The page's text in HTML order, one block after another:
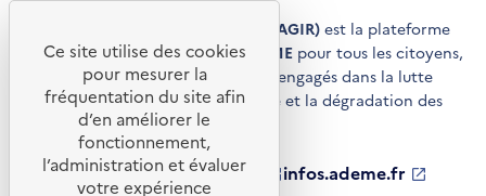
Agir pour la transition écologique (AGIR) est la plateforme
de conseils et de services de l'ADEME pour tous les citoyens,
acteurs économiques et territoires engagés dans la lutte
contre le réchauffement climatique et la dégradation des
ressources.
ademe.fr
S'ouvre librairie.ademe.fr
S'ouvre
dans
infos.ademe.fr
S'ouvre
Ce site utilise des cookies
pour mesurer la
fréquentation du site afin
d’en améliorer le
fonctionnement,
l’administration et évaluer
votre expérience